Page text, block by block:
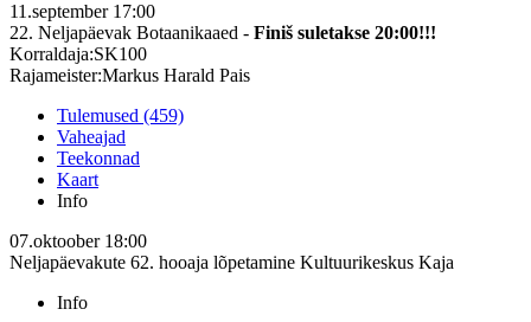
11.september 17:00
22. Neljapäevak Botaanikaaed - Finiš suletakse 20:00!!!
Korraldaja:SK100
Rajameister:Markus Harald Pais
Tulemused (459)
Vaheajad
Teekonnad
Kaart
Info
07.oktoober 18:00
Neljapäevakute 62. hooaja lõpetamine Kultuurikeskus Kaja
Info